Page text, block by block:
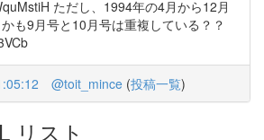
ただし、1994年の4月から12月
も9月号と10月号は重複している？？
@toit_mince (投稿一覧)
リスト